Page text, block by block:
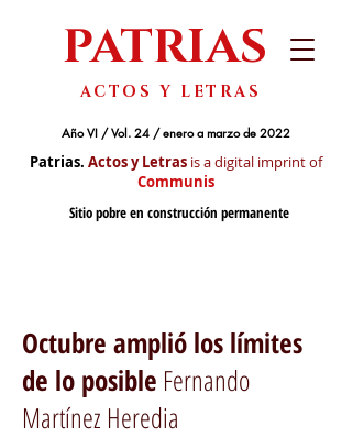
PATRIAS
Sitio pobre en construcción permanente
ACTOS Y LETRAS
Año VI / Vol. 24 / enero a marzo de 2022
Patrias. Actos y Letras is a digital imprint of
Communis
Octubre amplió los límites
de lo posible Fernando
Martínez Heredia